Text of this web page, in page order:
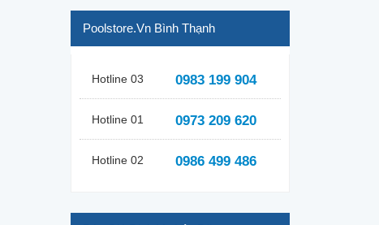
Poolstore.vn Bình Thạnh
Hotline 03 0983 199 904
Hotline 01 0973 209 620
Hotline 02 0986 499 486